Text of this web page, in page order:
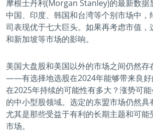
摩根士丹利(Morgan Stanley)的最新数据
中国、印度、韩国和台湾等个别市场中，
司表现优于七大巨头。如果再考虑市值，
和新加坡等市场的影响。
美国大盘股和美国以外的市场之间仍然存
——有选择地选股在2024年能够带来良好
在2025年持续的可能性有多大？涨势可
的中小型股领域。选定的东盟市场仍然具
尤其是那些受益于有利的长期主题和可能
市场。